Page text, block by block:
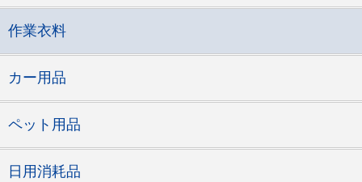
作業衣料
カー用品
ペット用品
日用消耗品